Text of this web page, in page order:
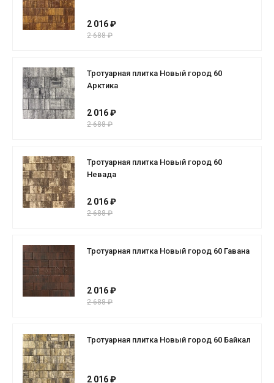
2 016 ₽
2 688 ₽
Тротуарная плитка Новый город 60
Арктика
2 016 ₽
2 688 ₽
Тротуарная плитка Новый город 60
Невада
2 016 ₽
2 688 ₽
Тротуарная плитка Новый город 60 Гавана
2 016 ₽
2 688 ₽
Тротуарная плитка Новый город 60 Байкал
2 016 ₽